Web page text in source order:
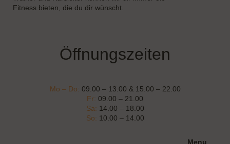
Fitness bieten, die du dir wünscht.
Öffnungszeiten
Mo – Do: 09.00 – 13.00 & 15.00 – 22.00
Fr: 09.00 – 21.00
Sa: 14.00 – 18.00
So: 10.00 – 14.00
Menu